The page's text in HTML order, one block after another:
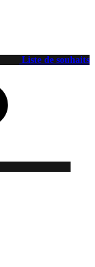
Liste de souhaits